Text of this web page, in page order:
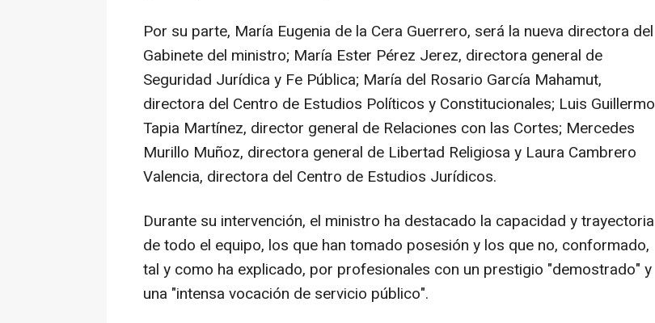
Por su parte, María Eugenia de la Cera Guerrero, será la nueva directora del
Gabinete del ministro; María Ester Pérez Jerez, directora general de
Seguridad Jurídica y Fe Pública; María del Rosario García Mahamut,
directora del Centro de Estudios Políticos y Constitucionales; Luis Guillermo
Tapia Martínez, director general de Relaciones con las Cortes; Mercedes
Murillo Muñoz, directora general de Libertad Religiosa y Laura Cambrero
Valencia, directora del Centro de Estudios Jurídicos.
Durante su intervención, el ministro ha destacado la capacidad y trayectoria
de todo el equipo, los que han tomado posesión y los que no, conformado,
tal y como ha explicado, por profesionales con un prestigio "demostrado" y
una "intensa vocación de servicio público".